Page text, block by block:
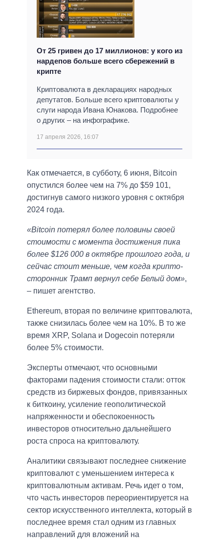
От 25 гривен до 17 миллионов: у кого из
нардепов больше всего сбережений в
крипте
Криптовалюта в декларациях народных
депутатов. Больше всего криптовалюты у
слуги народа Ивана Юнакова. Подробнее
о других – на инфографике.
17 апреля 2026, 16:07
Как отмечается, в субботу, 6 июня, Bitcoin
опустился более чем на 7% до $59 101,
достигнув самого низкого уровня с октября
2024 года.
«Bitcoin потерял более половины своей
стоимости с момента достижения пика
более $126 000 в октябре прошлого года, и
сейчас стоит меньше, чем когда крипто-
сторонник Трамп вернул себе Белый дом»,
– пишет агентство.
Ethereum, вторая по величине криптовалюта,
также снизилась более чем на 10%. В то же
время XRP, Solana и Dogecoin потеряли
более 5% стоимости.
Эксперты отмечают, что основными
факторами падения стоимости стали: отток
средств из биржевых фондов, привязанных
к биткоину, усиление геополитической
напряженности и обеспокоенность
инвесторов относительно дальнейшего
роста спроса на криптовалюту.
Аналитики связывают последнее снижение
криптовалют с уменьшением интереса к
криптовалютным активам. Речь идет о том,
что часть инвесторов переориентируется на
сектор искусственного интеллекта, который в
последнее время стал одним из главных
направлений для вложений на